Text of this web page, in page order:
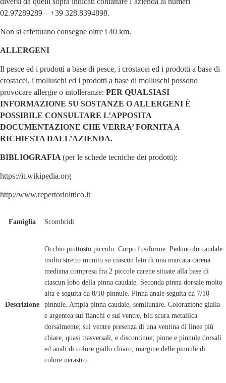
02.97289289 – +39 328.8394898.
Non si effettuano consegne oltre i 40 km.
ALLERGENI
Il pesce ed i prodotti a base di pesce, i crostacei ed i prodotti a base di
crostacei, i molluschi ed i prodotti a base di molluschi possono
provocare allergie o intolleranze: PER QUALSIASI
INFORMAZIONE SU SOSTANZE O ALLERGENI È
POSSIBILE CONSULTARE L’APPOSITA
DOCUMENTAZIONE CHE VERRA’ FORNITA A
RICHIESTA DALL’AZIENDA.
BIBLIOGRAFIA (per le schede tecniche dei prodotti):
https://it.wikipedia.org
http://www.repertorioittico.it
Famiglia Scombridi
Descrizione
Occhio piuttosto piccolo. Corpo fusiforme. Peduncolo caudale
molto stretto munito su ciascun lato di una marcata carena
mediana compresa fra 2 piccole carene situate alla base di
ciascun lobo della pinna caudale. Seconda pinna dorsale molto
alta e seguita da 8/10 pinnule. Pinna anale seguita da 7/10
pinnule. Ampia pinna caudale, semilunare. Colorazione gialla
e argentea sui fianchi e sul ventre, blu scura metallica
dorsalmente; sul ventre presenza di una ventina di linee più
chiare, quasi trasversali, e discontinue; pinne e pinnule dorsali
ed anali di colore giallo chiaro; margine delle pinnule di
colore nerastro.